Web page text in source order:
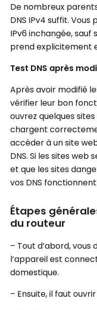
De nombreux
DNS IPv4 suffit.
IPv6 inchangée, sauf
prend explicitement
Test DNS après
Après avoir modifié
vérifier leur bon
ouvrez quelques
chargent
accéder à un site
DNS. Si les sites
et que les sites
vos DNS
Étapes
du routeur
– Tout d’abord, vous
l’appareil est
domestique.
– Ensuite, il faut